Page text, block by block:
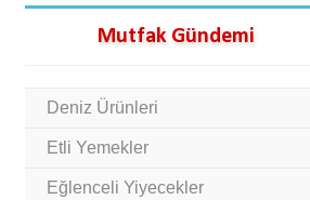
Mutfak Gündemi
Deniz Ürünleri
Etli Yemekler
Eğlenceli Yiyecekler